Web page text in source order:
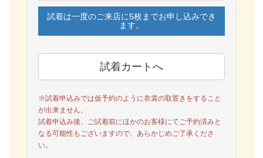
試着は一度のご来店に5枚までお申し込みでき
ます。
※試着申込みでは仮予約のように衣裳の取置きをすること
が出来ません。
試着申込み後、ご試着前にほかのお客様にてご予約済みと
なる可能性もございますので、あらかじめご了承くださ
い。